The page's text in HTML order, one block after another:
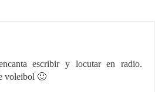
escribir y locutar en radio.
voleibol 🙂